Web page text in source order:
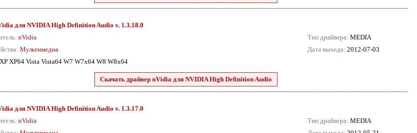
для NVIDIA High Definition Audio v. 1.3.18.0
nVidia
Мультимедиа
XP64 Vista Vista64 W7 W7x64 W8 W8x64
Тип драйвера: MEDIA
Дата выхода: 2012-07-03
Скачать драйвер nVidia для NVIDIA High Definition Audio
для NVIDIA High Definition Audio v. 1.3.17.0
nVidia
Тип драйвера: MEDIA